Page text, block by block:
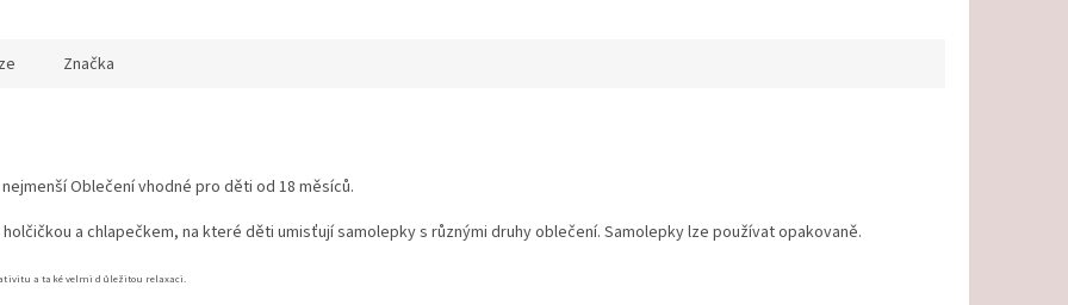
Značka
Oblečení vhodné pro děti od 18 měsíců.
a chlapečkem, na které děti umisťují samolepky s různými druhy oblečení. Samolepky lze používat opakovaně.
a také velmi důležitou relaxaci.